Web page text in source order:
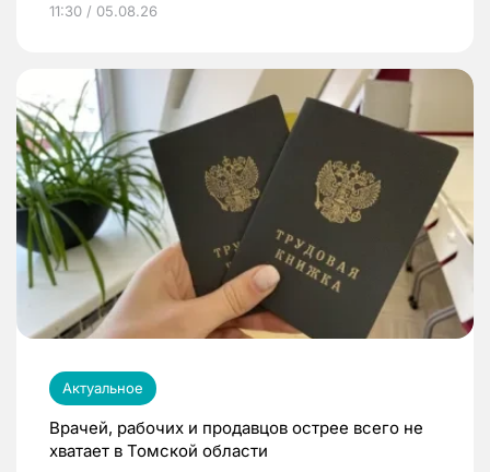
11:30 / 05.08.26
Актуальное
Врачей, рабочих и продавцов острее всего не
хватает в Томской области